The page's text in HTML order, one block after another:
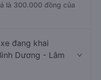
là 300.000 đồng của
đang khai
Dương - Lâm